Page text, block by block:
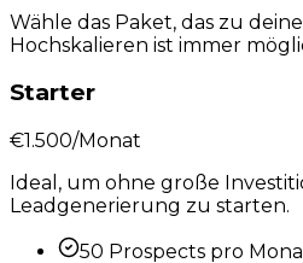
Wähle das Paket, das zu
Hochskalieren ist immer
Starter
€1.500/Monat
Ideal, um ohne große
Leadgenerierung zu starten.
50 Prospects pro